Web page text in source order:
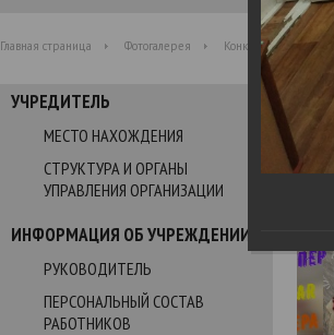
Главная страница Фотогалерея Конкурс Веселых и
УЧРЕДИТЕЛЬ
МЕСТО НАХОЖДЕНИЯ
СТРУКТУРА И ОРГАНЫ
УПРАВЛЕНИЯ ОРГАНИЗАЦИИ
ИНФОРМАЦИЯ ОБ УЧРЕЖДЕНИИ
РУКОВОДИТЕЛЬ
ПЕРСОНАЛЬНЫЙ СОСТАВ
РАБОТНИКОВ